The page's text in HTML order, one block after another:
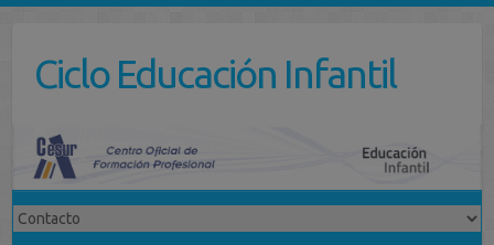
contenidoCiclo Educación Infantil